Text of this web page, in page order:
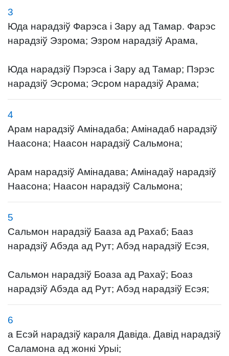
3
Юда нарадзіў Фарэса і Зару ад Тамар. Фарэс
нарадзіў Эзрома; Эзром нарадзіў Арама,
Юда нарадзіў Пэрэса і Зару ад Тамар; Пэрэс
нарадзіў Эсрома; Эсром нарадзіў Арама;
4
Арам нарадзіў Амінадаба; Амінадаб нарадзіў
Наасона; Наасон нарадзіў Сальмона;
Арам нарадзіў Амінадава; Амінадаў нарадзіў
Наасона; Наасон нарадзіў Сальмона;
5
Сальмон нарадзіў Бааза ад Рахаб; Бааз
нарадзіў Абэда ад Рут; Абэд нарадзіў Есэя,
Сальмон нарадзіў Боаза ад Рахаў; Боаз
нарадзіў Абэда ад Рут; Абэд нарадзіў Есэя;
6
а Есэй нарадзіў караля Давіда. Давід нарадзіў
Саламона ад жонкі Урыі;